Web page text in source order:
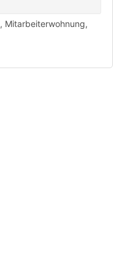
, Mitarbeiterwohnung,